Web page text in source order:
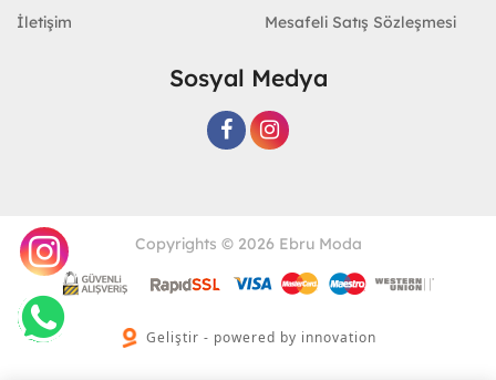
İletişim
Mesafeli Satış Sözleşmesi
Sosyal Medya
Copyrights © 2026 Ebru Moda
Geliştir - powered by innovation